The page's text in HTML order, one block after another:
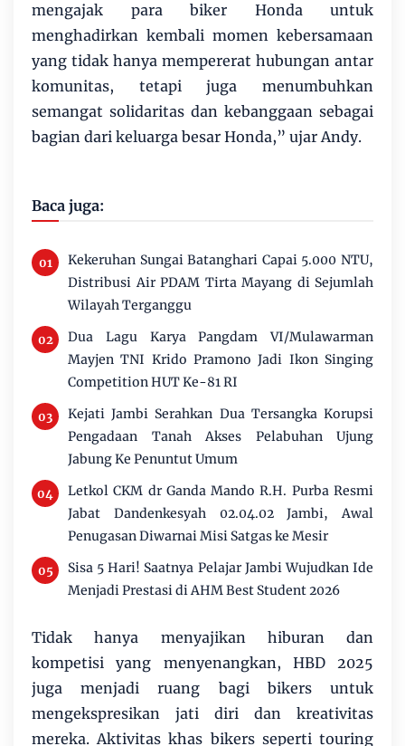
mengajak para biker Honda untuk
menghadirkan kembali momen kebersamaan
yang tidak hanya mempererat hubungan antar
komunitas, tetapi juga menumbuhkan
semangat solidaritas dan kebanggaan sebagai
bagian dari keluarga besar Honda,” ujar Andy.
Baca juga:
Kekeruhan Sungai Batanghari Capai 5.000 NTU,
Distribusi Air PDAM Tirta Mayang di Sejumlah
Wilayah Terganggu
Dua Lagu Karya Pangdam VI/Mulawarman
Mayjen TNI Krido Pramono Jadi Ikon Singing
Competition HUT Ke-81 RI
Kejati Jambi Serahkan Dua Tersangka Korupsi
Pengadaan Tanah Akses Pelabuhan Ujung
Jabung Ke Penuntut Umum
Letkol CKM dr Ganda Mando R.H. Purba Resmi
Jabat Dandenkesyah 02.04.02 Jambi, Awal
Penugasan Diwarnai Misi Satgas ke Mesir
Sisa 5 Hari! Saatnya Pelajar Jambi Wujudkan Ide
Menjadi Prestasi di AHM Best Student 2026
Tidak hanya menyajikan hiburan dan
kompetisi yang menyenangkan, HBD 2025
juga menjadi ruang bagi bikers untuk
mengekspresikan jati diri dan kreativitas
mereka. Aktivitas khas bikers seperti touring